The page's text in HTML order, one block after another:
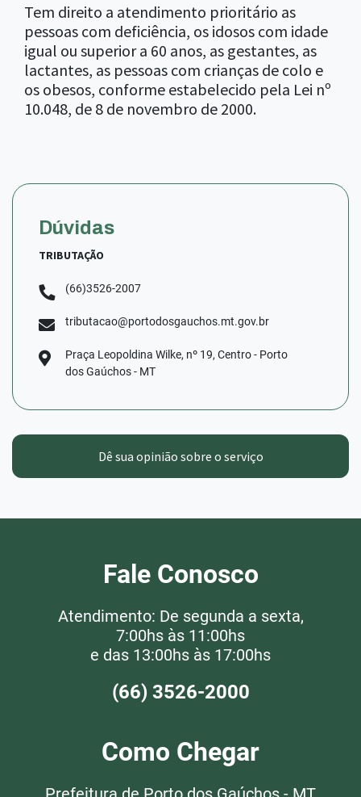
Tem direito a atendimento prioritário as
pessoas com deficiência, os idosos com idade
igual ou superior a 60 anos, as gestantes, as
lactantes, as pessoas com crianças de colo e
os obesos, conforme estabelecido pela Lei nº
10.048, de 8 de novembro de 2000.
Dúvidas
TRIBUTAÇÃO
(66)3526-2007
tributacao@portodosgauchos.mt.gov.br
Praça Leopoldina Wilke, nº 19, Centro - Porto
dos Gaúchos - MT
Dê sua opinião sobre o serviço
Fale Conosco
Atendimento: De segunda a sexta,
7:00hs às 11:00hs
e das 13:00hs às 17:00hs
(66) 3526-2000
Como Chegar